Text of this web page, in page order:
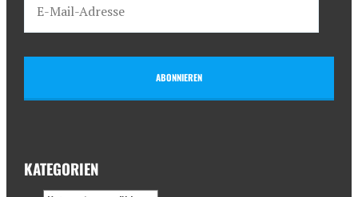
ABONNIEREN
KATEGORIEN